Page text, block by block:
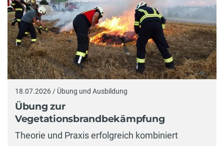
18.07.2026 / Übung und Ausbildung
Übung zur
Vegetationsbrandbekämpfung
Theorie und Praxis erfolgreich kombiniert